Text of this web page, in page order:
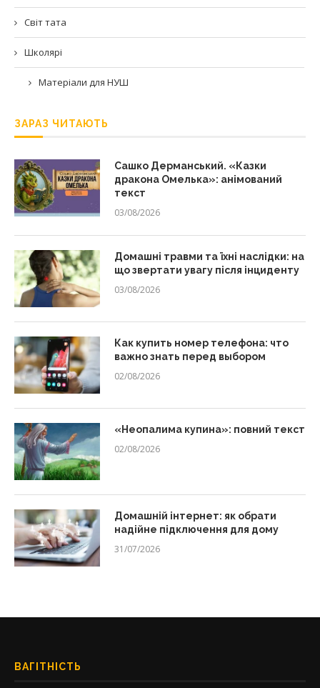
Світ тата
Школярі
Матеріали для НУШ
ЗАРАЗ ЧИТАЮТЬ
Сашко Дерманський. «Казки
дракона Омелька»: анімований
текст
03/08/2026
Домашні травми та їхні наслідки: на
що звертати увагу після інциденту
03/08/2026
Как купить номер телефона: что
важно знать перед выбором
02/08/2026
«Неопалима купина»: повний текст
02/08/2026
Домашній інтернет: як обрати
надійне підключення для дому
31/07/2026
ВАГІТНІСТЬ